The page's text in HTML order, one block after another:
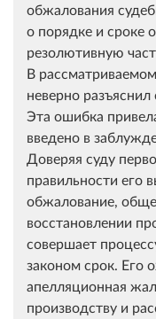
обжалования
о порядке и сроке
резолютивную
В
неверно
Эта ошибка
введено в
Доверяя суду
правильности его
обжалование,
восстановлении
совершает
законом срок. Его
апелляционная
производству и